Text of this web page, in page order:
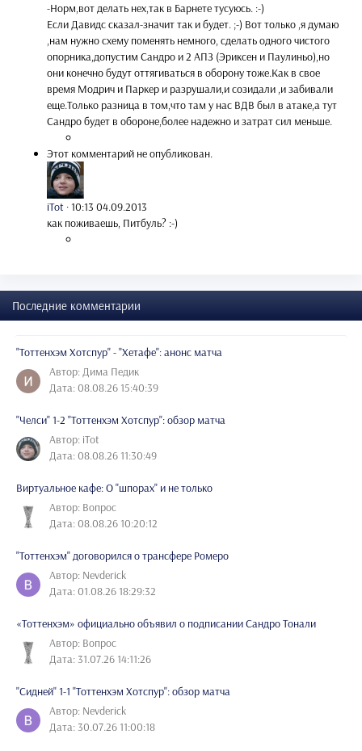
-Норм,вот делать нех,так в Барнете тусуюсь. :-)
Если Давидс сказал-значит так и будет. ;-) Вот только ,я думаю
,нам нужно схему поменять немного, сделать одного чистого
опорника,допустим Сандро и 2 АПЗ (Эриксен и Паулиньо),но
они конечно будут оттягиваться в оборону тоже.Как в свое
время Модрич и Паркер и разрушали,и созидали ,и забивали
еще.Только разница в том,что там у нас ВДВ был в атаке,а тут
Сандро будет в обороне,более надежно и затрат сил меньше.
Этот комментарий не опубликован.
iTot ·10:13 04.09.2013
как поживаешь, Питбуль? :-)
Последние комментарии
"Тоттенхэм Хотспур" - "Хетафе": анонс матча
Автор: Дима Педик
Дата: 08.08.26 15:40:39
"Челси" 1-2 "Тоттенхэм Хотспур": обзор матча
Автор: iTot
Дата: 08.08.26 11:30:49
Виртуальное кафе: О "шпорах" и не только
Автор: Вопрос
Дата: 08.08.26 10:20:12
"Тоттенхэм" договорился о трансфере Ромеро
Автор: Nevderick
Дата: 01.08.26 18:29:32
«Тоттенхэм» официально объявил о подписании Сандро Тонали
Автор: Вопрос
Дата: 31.07.26 14:11:26
"Сидней" 1-1 "Тоттенхэм Хотспур": обзор матча
Автор: Nevderick
Дата: 30.07.26 11:00:18